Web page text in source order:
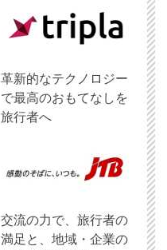
革新的なテクノロジー
で最高のおもてなしを
旅行者へ
交流の力で、旅行者の
満足と、地域・企業の